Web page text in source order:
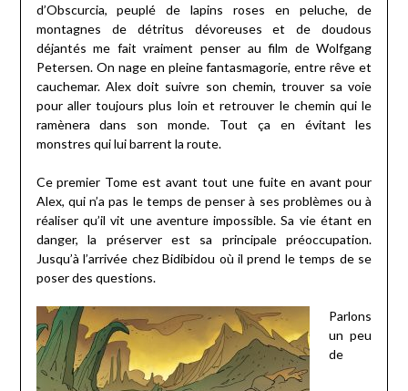
d’Obscurcia, peuplé de lapins roses en peluche, de
montagnes de détritus dévoreuses et de doudous
déjantés me fait vraiment penser au film de Wolfgang
Petersen. On nage en pleine fantasmagorie, entre rêve et
cauchemar. Alex doit suivre son chemin, trouver sa voie
pour aller toujours plus loin et retrouver le chemin qui le
ramènera dans son monde. Tout ça en évitant les
monstres qui lui barrent la route.
Ce premier Tome est avant tout une fuite en avant pour
Alex, qui n’a pas le temps de penser à ses problèmes ou à
réaliser qu’il vit une aventure impossible. Sa vie étant en
danger, la préserver est sa principale préoccupation.
Jusqu’à l’arrivée chez Bidibidou où il prend le temps de se
poser des questions.
Parlons
un peu
de